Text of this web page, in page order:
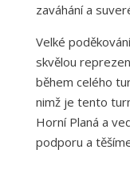
zaváhání a
Velké
skvělou
během celého
nimž je tento
Horní Planá a
podporu a